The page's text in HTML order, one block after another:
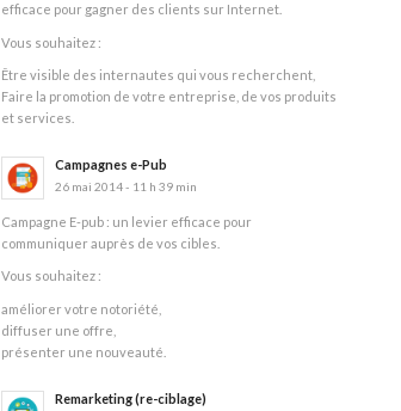
efficace pour gagner des clients sur Internet.
Vous souhaitez :
Être visible des internautes qui vous recherchent,
Faire la promotion de votre entreprise, de vos produits
et services.
Campagnes e-Pub
26 mai 2014 - 11 h 39 min
Campagne E-pub : un levier efficace pour
communiquer auprès de vos cibles.
Vous souhaitez :
améliorer votre notoriété,
diffuser une offre,
présenter une nouveauté.
Remarketing (re-ciblage)